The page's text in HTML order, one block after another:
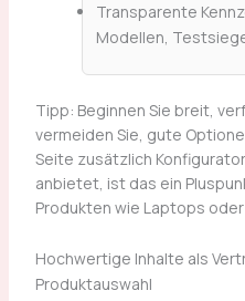
Transparente
Modellen,
Tipp: Beginnen Sie breit,
vermeiden Sie, gute
Seite zusätzlich
anbietet, ist das ein
Produkten wie Laptops oder
Hochwertige Inhalte als
Produktauswahl